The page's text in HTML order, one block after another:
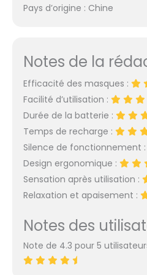
Pays d’origine : Chine
Notes de la
Efficacité des masques :
Facilité d’utilisation :
Durée de la batterie :
Temps de recharge :
Silence de fonctionnement :
Design ergonomique :
Sensation après utilisation :
Relaxation et apaisement :
Notes des
Note de 4.3 pour 5